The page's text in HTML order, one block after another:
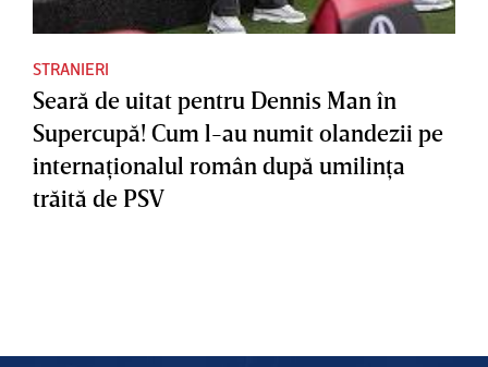
STRANIERI
Seară de uitat pentru Dennis Man în
Supercupă! Cum l-au numit olandezii pe
internaţionalul român după umilinţa
trăită de PSV